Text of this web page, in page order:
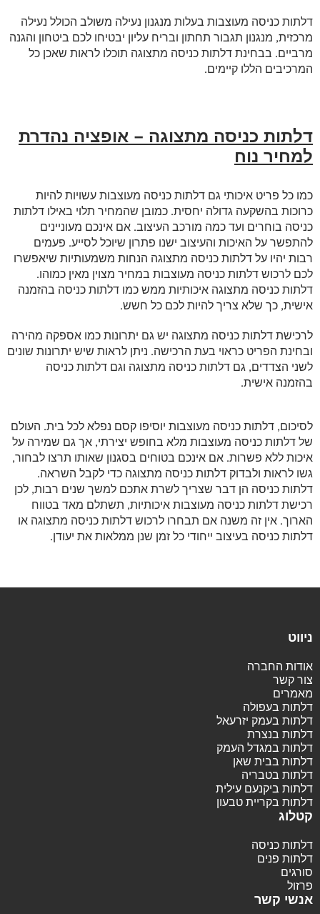
דלתות כניסה מעוצבות בעלות מנגנון נעילה משולב הכולל נעילה
מרכזית, מנגנון תגבור תחתון ובריח עליון יבטיחו לכם ביטחון והגנה
מרביים. בבחינת דלתות כניסה מתצוגה תוכלו לראות שאכן כל
המרכיבים הללו קיימים.
דלתות כניסה מתצוגה – אופציה נהדרת
למחיר נוח
כמו כל פריט איכותי גם דלתות כניסה מעוצבות עשויות להיות
כרוכות בהשקעה גדולה יחסית. כמובן שהמחיר תלוי באילו דלתות
כניסה בוחרים ועד כמה מורכב העיצוב. אם אינכם מעוניינים
להתפשר על האיכות והעיצוב ישנו פתרון שיוכל לסייע. פעמים
רבות יהיו על דלתות כניסה מתצוגה הנחות משמעותיות שיאפשרו
לכם לרכוש דלתות כניסה מעוצבות במחיר מצוין מאין כמוהו.
דלתות כניסה מתצוגה איכותיות ממש כמו דלתות כניסה בהזמנה
אישית, כך שלא צריך להיות לכם כל חשש.
לרכישת דלתות כניסה מתצוגה יש גם יתרונות כמו אספקה מהירה
ובחינת הפריט כראוי בעת הרכישה. ניתן לראות שיש יתרונות שונים
לשני הצדדים, גם דלתות כניסה מתצוגה וגם דלתות כניסה
בהזמנה אישית.
לסיכום, דלתות כניסה מעוצבות יוסיפו קסם נפלא לכל בית. העולם
של דלתות כניסה מעוצבות מלא בחופש יצירתי, אך גם שמירה על
איכות ללא פשרות. אם אינכם בטוחים בסגנון שאותו תרצו לבחור,
גשו לראות ולבדוק דלתות כניסה מתצוגה כדי לקבל השראה.
דלתות כניסה הן דבר שצריך לשרת אתכם למשך שנים רבות, לכן
רכישת דלתות כניסה מעוצבות איכותיות, תשתלם מאד בטווח
הארוך. אין זה משנה אם תבחרו לרכוש דלתות כניסה מתצוגה או
דלתות כניסה בעיצוב ייחודי כל זמן שנן ממלאות את יעודן.
ניווט
אודות החברה
צור קשר
מאמרים
דלתות בעפולה
דלתות בעמק יזרעאל
דלתות בנצרת
דלתות במגדל העמק
דלתות בבית שאן
דלתות בטבריה
דלתות ביקנעם עילית
דלתות בקריית טבעון
קטלוג
דלתות כניסה
דלתות פנים
סורגים
פרזול
אנשי קשר